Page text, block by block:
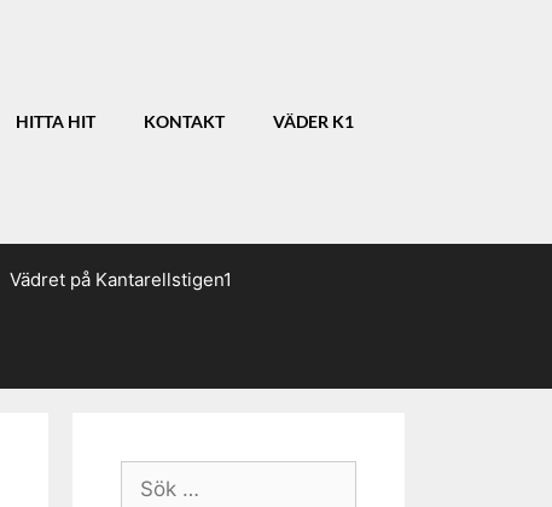
HITTA HIT KONTAKT VÄDER K1
Vädret på Kantarellstigen1